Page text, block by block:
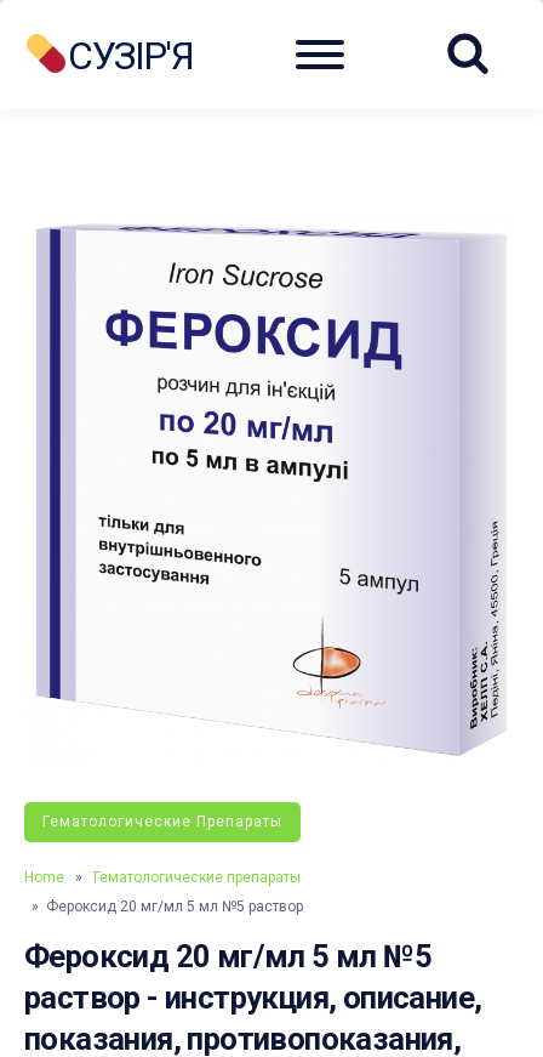
СУЗІР'Я Menu
Гематологические Препараты
Home »
Гематологические препараты
» Фероксид 20 мг/мл 5 мл №5 раствор
Фероксид 20 мг/мл 5 мл №5
раствор - инструкция, описание,
показания, противопоказания,